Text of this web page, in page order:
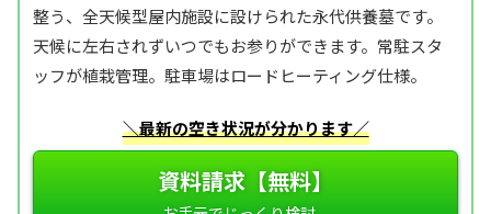
整う、全天候型屋内施設に設けられた永代供養墓です。
天候に左右されずいつでもお参りができます。常駐スタ
ッフが植栽管理。駐車場はロードヒーティング仕様。
＼最新の空き状況が分かります／
資料請求【無料】